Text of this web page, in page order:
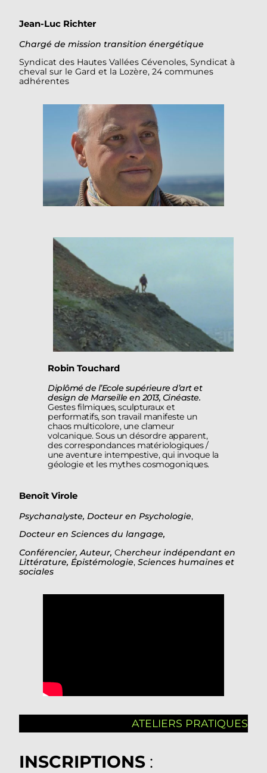
Jean-Luc Richter
Chargé de mission transition énergétique
Syndicat des Hautes Vallées Cévenoles, Syndicat à
cheval sur le Gard et la Lozère, 24 communes
adhérentes
Robin Touchard
Diplômé de l’Ecole supérieure d’art et
design de Marseille en 2013, Cinéaste.
Gestes filmiques, sculpturaux et
performatifs, son travail manifeste un
chaos multicolore, une clameur
volcanique. Sous un désordre apparent,
des correspondances matériologiques /
une aventure intempestive, qui invoque la
géologie et les mythes cosmogoniques.
Benoît Virole
Psychanalyste, Docteur en Psychologie,
Docteur en Sciences du langage,
Conférencier, Auteur, Chercheur indépendant en
Littérature, Épistémologie, Sciences humaines et
sociales
ATELIERS PRATIQUES
INSCRIPTIONS :